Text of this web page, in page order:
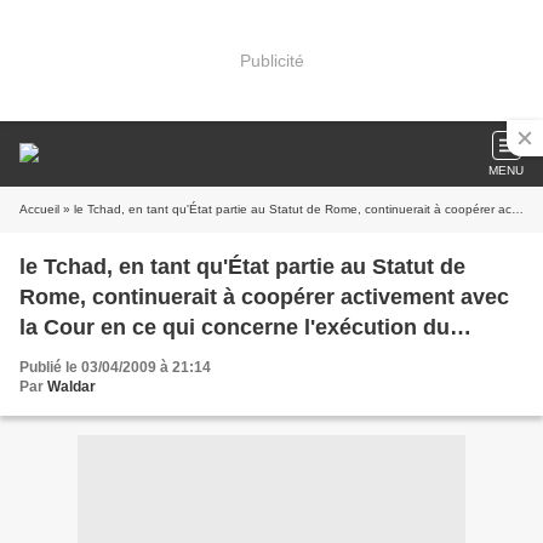
Publicité
MENU
Accueil » le Tchad, en tant qu'État partie au Statut de Rome, continuerait à coopérer activement avec la Cour en ce qui concerne l'exécution du mandat d'arrêt émis à l'encontre du président soudanais
le Tchad, en tant qu'État partie au Statut de
Rome, continuerait à coopérer activement avec
la Cour en ce qui concerne l'exécution du
mandat d'arrêt émis à l'encontre du président
soudanais
Publié le 03/04/2009 à 21:14
Par Waldar